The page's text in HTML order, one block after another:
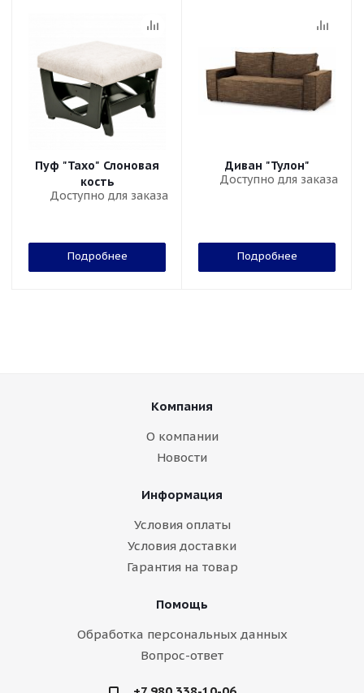
Пуф "Тахо" Слоновая
кость
Доступно для заказа
Подробнее
Диван "Тулон"
Доступно для заказа
Подробнее
Компания
О компании
Новости
Информация
Условия оплаты
Условия доставки
Гарантия на товар
Помощь
Обработка персональных данных
Вопрос-ответ